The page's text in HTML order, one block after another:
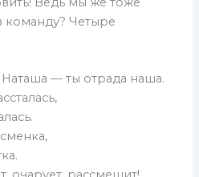
команду? Четыре
— ты отрада наша.